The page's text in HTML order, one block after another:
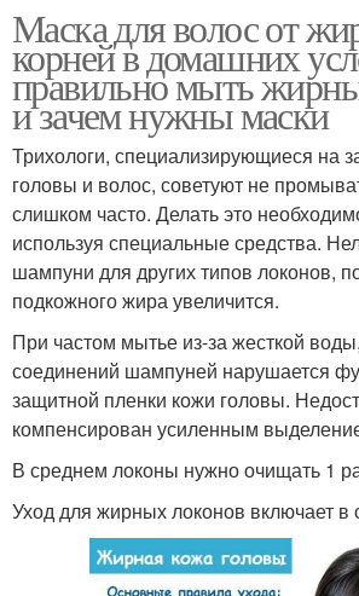
Маска для волос от
корней в домашних
правильно мыть
и зачем нужны маски
Трихологи, специализирующиеся на
головы и волос, советуют не
слишком часто. Делать это
используя специальные средства.
шампуни для других типов локонов,
подкожного жира увеличится.
При частом мытье из-за жесткой
соединений шампуней нарушается
защитной пленки кожи головы.
компенсирован усиленным
В среднем локоны нужно очищать 1
Уход для жирных локонов включает в